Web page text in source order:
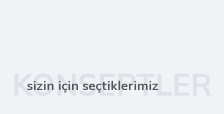
KONSEPTLER
sizin için seçtiklerimiz